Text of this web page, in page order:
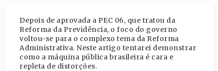
Depois de aprovada a PEC 06, que tratou da
Reforma da Previdência, o foco do governo
voltou-se para o complexo tema da Reforma
Administrativa. Neste artigo tentarei demonstrar
como a máquina pública brasileira é cara e
repleta de distorções.